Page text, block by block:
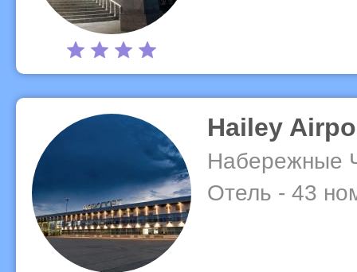
Hailey
Набережные
Отель - 43